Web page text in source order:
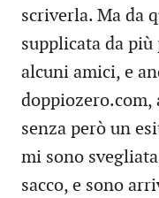
scriverla. Ma da
supplicata da più
alcuni amici, e
doppiozero.com,
senza però un
mi sono
sacco, e sono